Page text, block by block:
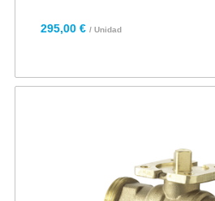
295,00 € / Unidad